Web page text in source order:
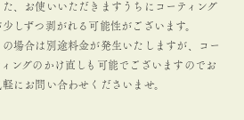
た、お使いいただきますうちにコーティング
少しずつ剥がれる可能性がございます。
の場合は別途料金が発生いたしますが、コー
ィングのかけ直しも可能でございますのでお
軽にお問い合わせくださいませ。